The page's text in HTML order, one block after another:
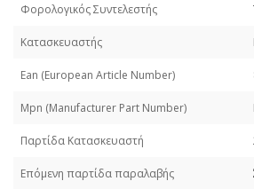
Φορολογικός Συντελεστής
Κατασκευαστής
Εan (European Article Number)
Mpn (Manufacturer Part Number)
Παρτίδα Κατασκευαστή
Επόμενη παρτίδα παραλαβής